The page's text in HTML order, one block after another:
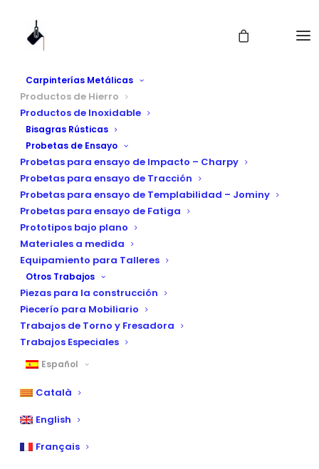
Carpinterías Metálicas
Productos de Hierro
Productos de Inoxidable
Bisagras Rústicas
Probetas de Ensayo
Probetas para ensayo de Impacto – Charpy
Probetas para ensayo de Tracción
Probetas para ensayo de Templabilidad – Jominy
Probetas para ensayo de Fatiga
Prototipos bajo plano
Materiales a medida
Equipamiento para Talleres
Otros Trabajos
Piezas para la construcción
Piecerío para Mobiliario
Trabajos de Torno y Fresadora
Trabajos Especiales
Español
Català
English
Français
Bisagra para Puerta
Basculante